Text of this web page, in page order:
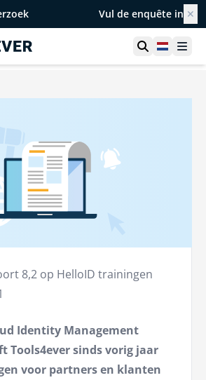
Vul de enquête in ✕
Toon zoek
8,2 op HelloID trainingen
Identity Management
Tools4ever sinds vorig jaar
voor partners en klanten